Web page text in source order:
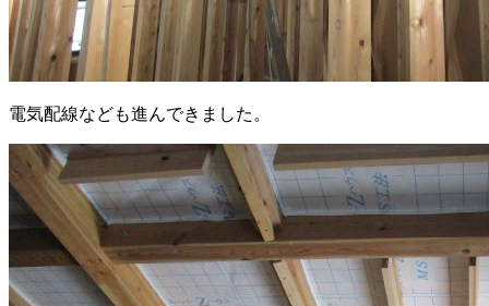
電気配線なども進んできました。